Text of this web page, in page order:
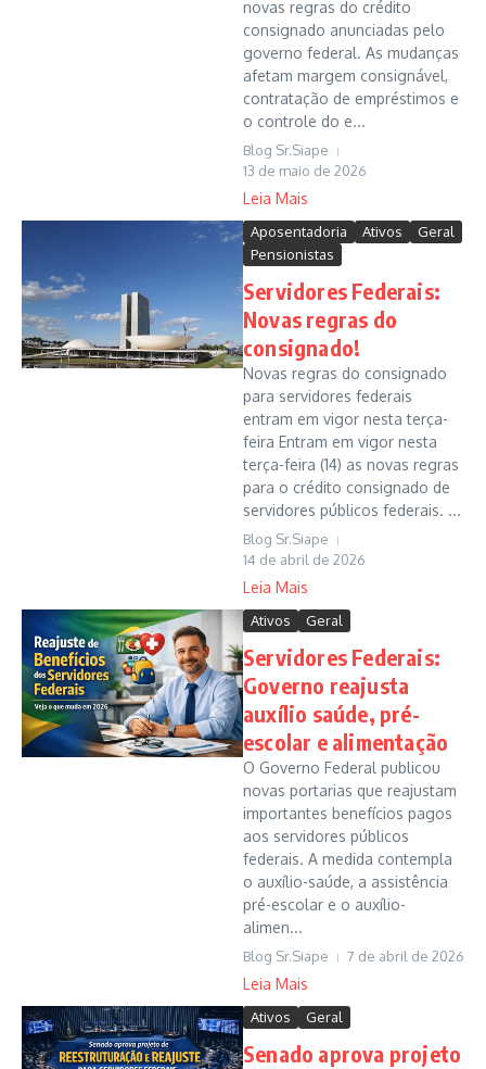
novas regras do crédito
consignado anunciadas pelo
governo federal. As mudanças
afetam margem consignável,
contratação de empréstimos e
o controle do e...
Blog Sr.Siape
13 de maio de 2026
Leia Mais
Aposentadoria Ativos
Geral
Pensionistas
Servidores Federais:
Novas regras do
consignado!
Novas regras do consignado
para servidores federais
entram em vigor nesta terça-
feira Entram em vigor nesta
terça-feira (14) as novas regras
para o crédito consignado de
servidores públicos federais. ...
Blog Sr.Siape
14 de abril de 2026
Leia Mais
Ativos Geral
Servidores Federais:
Governo reajusta
auxílio saúde, pré-
escolar e alimentação
O Governo Federal publicou
novas portarias que reajustam
importantes benefícios pagos
aos servidores públicos
federais. A medida contempla
o auxílio-saúde, a assistência
pré-escolar e o auxílio-
alimen...
Blog Sr.Siape 7 de abril de 2026
Leia Mais
Ativos Geral
Senado aprova projeto